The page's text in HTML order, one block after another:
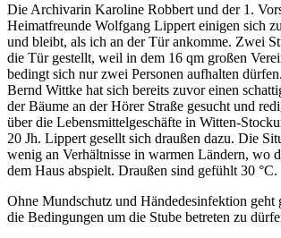
Die Archivarin Karoline Robbert und der 1.
Heimatfreunde Wolfgang Lippert einigen sich
und bleibt, als ich an der Tür ankomme. Zwei
die Tür gestellt, weil in dem 16 qm großen
bedingt sich nur zwei Personen aufhalten
Bernd Wittke hat sich bereits zuvor einen
der Bäume an der Hörer Straße gesucht und
über die Lebensmittelgeschäfte in Witten-
20 Jh. Lippert gesellt sich draußen dazu. Die
wenig an Verhältnisse in warmen Ländern, wo
dem Haus abspielt. Draußen sind gefühlt 30 °C.
Ohne Mundschutz und Händedesinfektion geht
die Bedingungen um die Stube betreten zu